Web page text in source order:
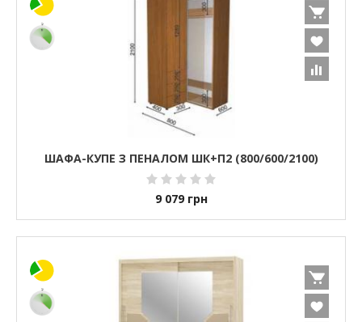
ШАФА-КУПЕ З ПЕНАЛОМ ШК+П2 (800/600/2100)
9 079 грн